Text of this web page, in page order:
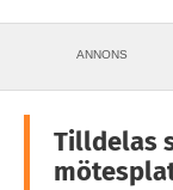
ANNONS
Tilldelas